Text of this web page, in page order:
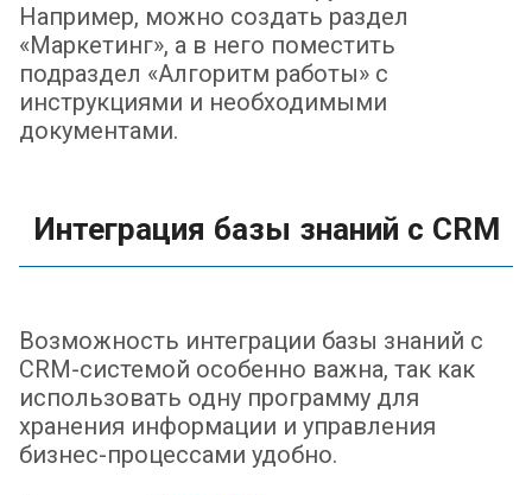
Например, можно создать раздел
«Маркетинг», а в него поместить
подраздел «Алгоритм работы» с
инструкциями и необходимыми
документами.
Интеграция базы знаний с CRM
Возможность интеграции базы знаний с
CRM-системой особенно важна, так как
использовать одну программу для
хранения информации и управления
бизнес-процессами удобно.